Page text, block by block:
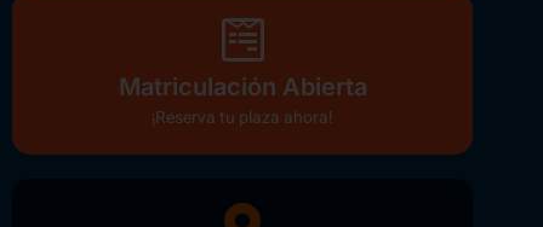
Matriculación Abierta
¡Reserva tu plaza ahora!